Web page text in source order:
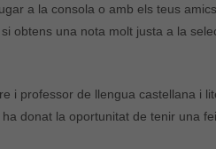
a la consola o amb els teus
obtens una nota molt justa a la
i professor de llengua castellana i
donat la oportunitat de tenir una